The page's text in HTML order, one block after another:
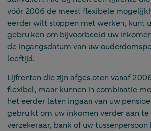
vóór 2006 de meest flexibele
eerder wilt stoppen met werken, kunt u
gebruiken om bijvoorbeeld uw
de ingangsdatum van uw
leeftijd.
Lijfrenten die zijn afgesloten vanaf
flexibel, maar kunnen in combinatie
het eerder laten ingaan van uw
gebruikt om uw inkomen verder aan te
verzekeraar, bank of uw